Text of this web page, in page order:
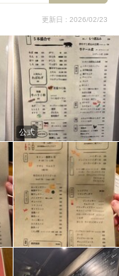
更新日 : 2026/02/23
公式